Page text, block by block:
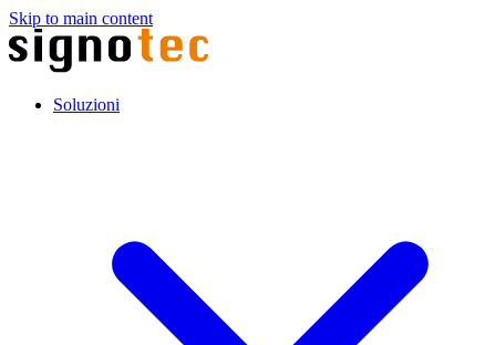
Skip to main content
Soluzioni